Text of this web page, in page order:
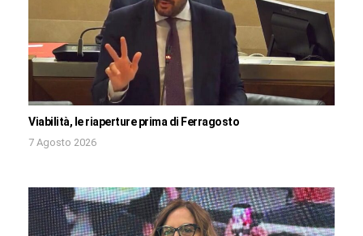
Viabilità, le riaperture prima di Ferragosto
7 Agosto 2026